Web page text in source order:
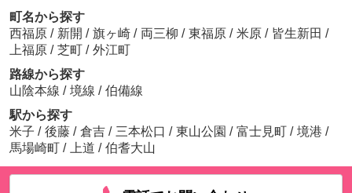
町名から探す
西福原 / 新開 / 旗ヶ崎 / 両三柳 / 東福原 / 米原 / 皆生新田 /
上福原 / 芝町 / 外江町
路線から探す
山陰本線 / 境線 / 伯備線
駅から探す
米子 / 後藤 / 倉吉 / 三本松口 / 東山公園 / 富士見町 / 境港 /
馬場崎町 / 上道 / 伯耆大山